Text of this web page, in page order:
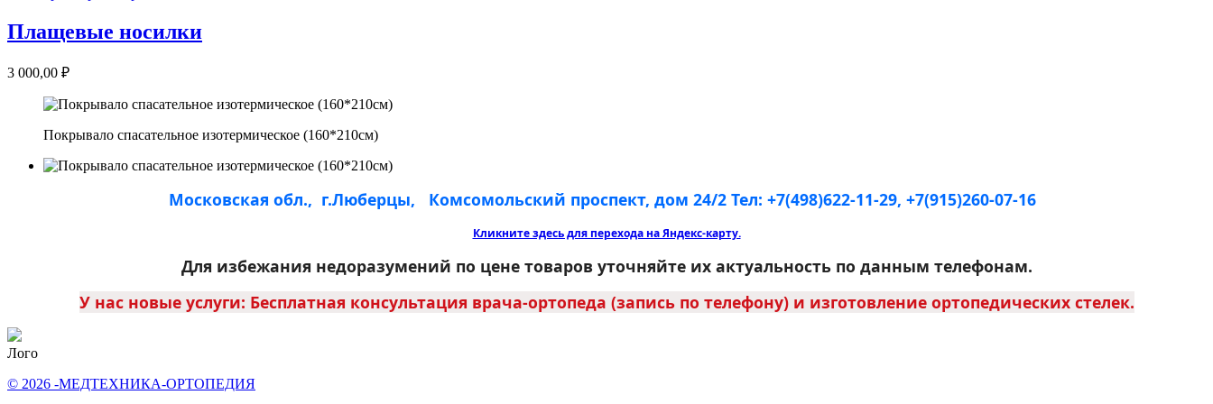
Плащевые носилки
3 000,00 ₽
Покрывало спасательное изотермическое (160*210см)
Московская обл., г.Люберцы, Комсомольский проспект, дом 24/2 Тел: +7(498)622-11-29, +7(915)260-07-16
Кликните здесь для перехода на Яндекс-карту.
Для избежания недоразумений по цене товаров уточняйте их актуальность по данным телефонам.
У нас новые услуги: Бесплатная консультация врача-ортопеда (запись по телефону) и изготовление ортопедических стелек.
Лого
© 2026 -МЕДТЕХНИКА-ОРТОПЕДИЯ